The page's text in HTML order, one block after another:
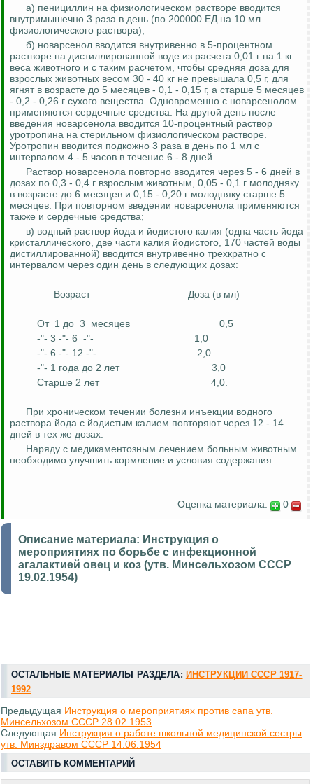
а) пенициллин на физиологическом растворе вводится
внутримышечно 3 раза в день (по 200000 ЕДна 10 мл
физиологического раствора);
б) новарсенол вводится внутривенно в 5-процентном
растворе на дистиллированной воде из расчета 0,01 г на 1 кг
веса животного и с таким расчетом, чтобы средняя доза для
взрослых животных весом 30 - 40 кг не превышала 0,5 г, для
ягнят в возрасте до 5 месяцев - 0,1 - 0,15 г, а старше 5 месяцев
- 0,2 - 0,26 г сухого вещества. Одновременно с новарсенолом
применяются сердечные средства. На другой день после
введения новарсенола вводится 10-процентный раствор
уротропина на стерильном физиологическом растворе.
Уротропин вводится подкожно 3 раза в день по 1 мл с
интервалом 4 - 5 часов в течение 6 - 8 дней.
Раствор новарсенола повторно вводится через 5 - 6 дней в
дозах по 0,3 - 0,4 г взрослым животным, 0,05 - 0,1 г молодняку
в возрасте до 6 месяцев и 0,15 - 0,20 г молодняку старше 5
месяцев. При повторном введении новарсенола применяются
также и сердечные средства;
в) водный раствор йода и йодистого калия (одна часть йода
кристаллического, две части калия йодистого, 170 частей воды
дистиллированной) вводится внутривенно трехкратно с
интервалом через один день в следующих дозах:
Возраст Доза (в мл)
От 1 до 3 месяцев
0,5
-"- 3 -"- 6 -"-
1,0
-"- 6 -"- 12 -"-
2,0
-"- 1 года до 2 лет
3,0
Старше 2 лет
4,0.
При хроническом течении болезни инъекции водного
раствора йода с йодистым калием повторяют через 12 - 14
дней в тех же дозах.
Наряду с медикаментозным лечением больным животным
необходимо улучшить кормление и условия содержания.
Оценка материала: 0
Описание материала: Инструкция о
мероприятиях по борьбе с инфекционной
агалактией овец и коз (утв. Минсельхозом СССР
19.02.1954)
ОСТАЛЬНЫЕ МАТЕРИАЛЫ РАЗДЕЛА: ИНСТРУКЦИИ СССР 1917-
1992
Предыдущая Инструкция о мероприятиях против сапа утв.
Минсельхозом СССР 28.02.1953
Следующая Инструкция о работе школьной медицинской сестры
утв. Минздравом СССР 14.06.1954
ОСТАВИТЬ КОММЕНТАРИЙ